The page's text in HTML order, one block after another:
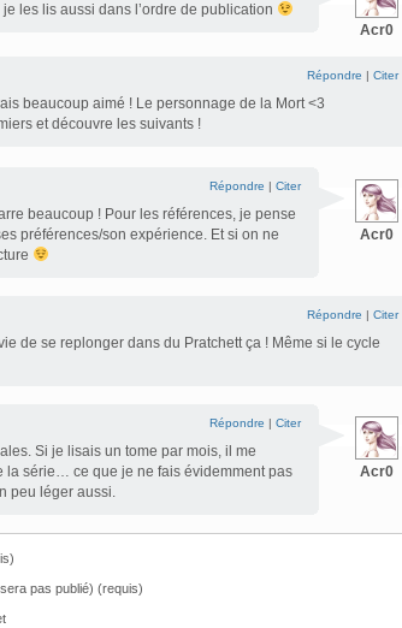
Acr0
les lis aussi dans l’ordre de publication
Répondre | Citer
beaucoup aimé ! Le personnage de la Mort <3
et découvre les suivants !
Acr0
Répondre | Citer
beaucoup ! Pour les références, je pense
préférences/son expérience. Et si on ne
Répondre | Citer
de se replonger dans du Pratchett ça ! Même si le cycle
Acr0
Répondre | Citer
Si je lisais un tome par mois, il me
la série… ce que je ne fais évidemment pas
peu léger aussi.
pas publié) (requis)